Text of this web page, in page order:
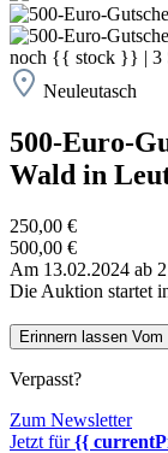
noch {{ stock }} | 3
Neuleutasch
500-Euro-
Wald in
250,00 €
500,00 €
Am 13.02.2024 ab
Die Auktion startet
Erinnern lassen Vom
Verpasst?
Zum Newsletter
Jetzt für{{